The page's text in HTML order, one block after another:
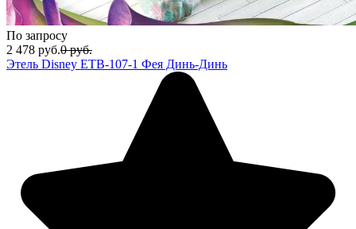
По запросу
2 478 руб.0 руб.
Этель Disney ETB-107-1 Фея Динь-Динь